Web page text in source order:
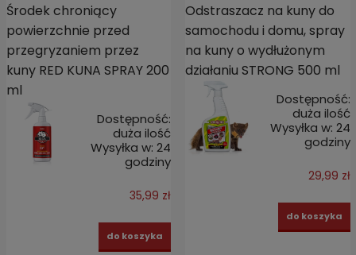
Środek chroniący
powierzchnie przed
przegryzaniem przez
kuny RED KUNA SPRAY 200
ml
Dostępność:
duża ilość
Wysyłka w: 24
godziny
35,99 zł
do koszyka
Odstraszacz na kuny do
samochodu i domu, spray
na kuny o wydłużonym
działaniu STRONG 500 ml
Dostępność:
duża ilość
Wysyłka w: 24
godziny
29,99 zł
do koszyka